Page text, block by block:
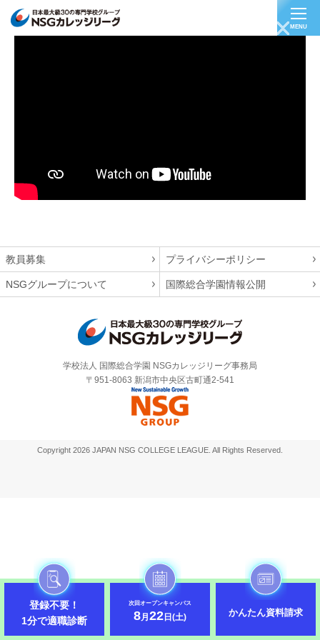
MENU
登録不要！
1分で適職診断
次回オープンキャンパス
8月 22日(土) かんたん資料請求
教員募集 プライバシーポリシー
NSGグループについて 国際総合学園情報公開
学校法人 国際総合学園 NSGカレッジリーグ事務局
〒951-8063 新潟市中央区古町通2-541
Copyright 2026 JAPAN NSG COLLEGE LEAGUE. All Rights Reserved.